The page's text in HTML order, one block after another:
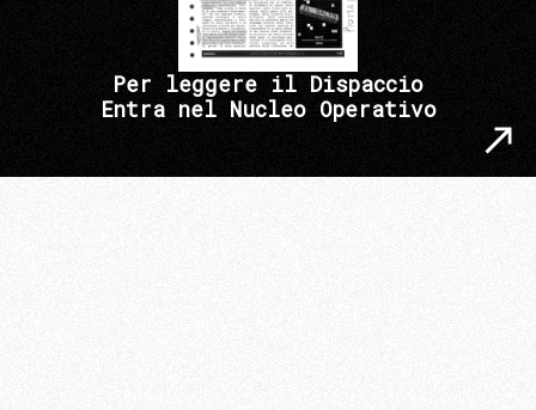
Per leggere il Dispaccio
Entra nel Nucleo Operativo